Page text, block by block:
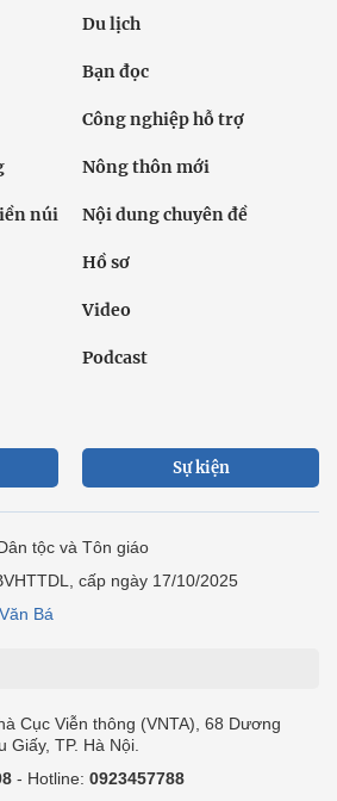
Du lịch
Bạn đọc
Công nghiệp hỗ trợ
Nông thôn mới
núi Nội dung chuyên đề
Hồ sơ
Video
Podcast
Sự kiện
tộc và Tôn giáo
cấp ngày 17/10/2025
Bá
Cục Viễn thông (VNTA), 68 Dương
TP. Hà Nội.
- Hotline: 0923457788